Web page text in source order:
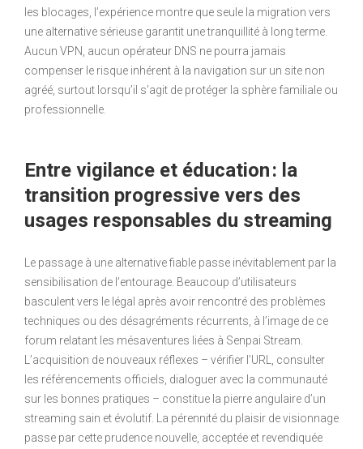
les blocages, l’expérience montre que seule la migration vers
une alternative sérieuse garantit une tranquillité à long terme.
Aucun VPN, aucun opérateur DNS ne pourra jamais
compenser le risque inhérent à la navigation sur un site non
agréé, surtout lorsqu’il s’agit de protéger la sphère familiale ou
professionnelle.
Entre vigilance et éducation : la
transition progressive vers des
usages responsables du streaming
Le passage à une alternative fiable passe inévitablement par la
sensibilisation de l’entourage. Beaucoup d’utilisateurs
basculent vers le légal après avoir rencontré des problèmes
techniques ou des désagréments récurrents, à l’image de ce
forum relatant les mésaventures liées à Senpai Stream.
L’acquisition de nouveaux réflexes – vérifier l’URL, consulter
les référencements officiels, dialoguer avec la communauté
sur les bonnes pratiques – constitue la pierre angulaire d’un
streaming sain et évolutif. La pérennité du plaisir de visionnage
passe par cette prudence nouvelle, acceptée et revendiquée